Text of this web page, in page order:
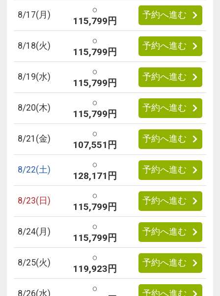
8/17(月)
○
115,799円
予約へ進む
8/18(火)
○
115,799円
予約へ進む
8/19(水)
○
115,799円
予約へ進む
8/20(木)
○
115,799円
予約へ進む
8/21 (金)
○
107,551円
予約へ進む
8/22(土)
○
128,171円
予約へ進む
8/23(日)
○
115,799円
予約へ進む
8/24(月)
○
115,799円
予約へ進む
8/25(火)
○
119,923円
予約へ進む
8/26(水)
○
予約へ進む